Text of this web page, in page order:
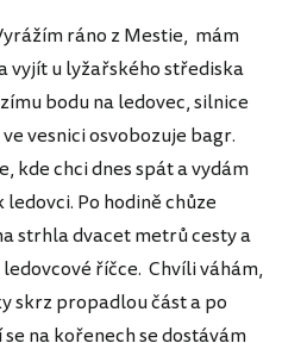
ráno z Mestie, mám
vyjít u lyžařského střediska
bodu na ledovec, silnice
vesnici osvobozuje bagr.
kde chci dnes spát a vydám
Po hodině chůze
strhla dvacet metrů cesty a
říčce. Chvíli váhám,
skrz propadlou část a po
na kořenech se dostávám